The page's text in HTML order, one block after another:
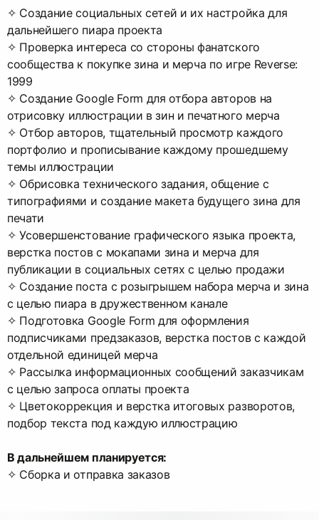
✧ Создание социальных сетей и их настройка для
дальнейшего пиара проекта
✧ Проверка интереса со стороны фанатского
сообщества к покупке зина и мерча по игре Reverse:
1999
✧ Создание Google Form для отбора авторов на
отрисовку иллюстрации в зин и печатного мерча
✧ Отбор авторов, тщательный просмотр каждого
портфолио и прописывание каждому прошедшему
темы иллюстрации
✧ Обрисовка технического задания, общение с
типографиями и создание макета будущего зина для
печати
✧ Усовершенстование графического языка проекта,
верстка постов с мокапами зина и мерча для
публикации в социальных сетях с целью продажи
✧ Создание поста с розыгрышем набора мерча и зина
с целью пиара в дружественном канале
✧ Подготовка Google Form для оформления
подписчиками предзаказов, верстка постов с каждой
отдельной единицей мерча
✧ Рассылка информационных сообщений заказчикам
с целью запроса оплаты проекта
✧ Цветокоррекция и верстка итоговых разворотов,
подбор текста под каждую иллюстрацию
В дальнейшем планируется:
✧ Сборка и отправка заказов